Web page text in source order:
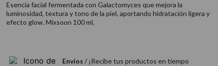
Esencia facial fermentada con Galactomyces que mejora la
luminosidad, textura y tono de la piel, aportando hidratación ligera y
efecto glow. Mixsoon 100 ml.
Envíos / ¡Recibe tus productos en tiempo